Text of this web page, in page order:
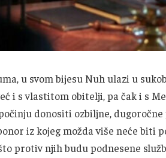
u svom bijesu Nuh ulazi u
i s vlastitom obitelji, pa čak i s
donositi ozbiljne,
iz kojeg možda više neće biti
protiv njih budu podnesene